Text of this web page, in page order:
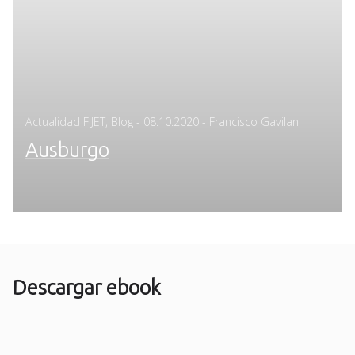
Actualidad FIJET Blog - Posted
08.10.2020 - Francisco Gavilan
Ausburgo
Descargar ebook